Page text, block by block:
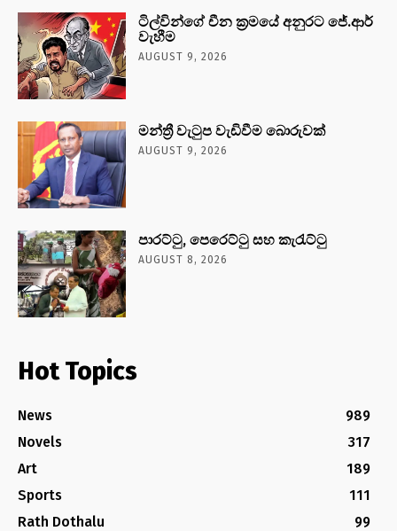
ටිල්වින්ගේ චීන ක්‍රමයේ අනුරට ජේ.ආර්
වැහීම
AUGUST 9, 2026
මන්ත්‍රී වැටුප වැඩිවීම බොරුවක්
AUGUST 9, 2026
පාරට්ටු, පෙරෙට්ටු සහ කැරැට්ටු
AUGUST 8, 2026
Hot Topics
News
989
Novels
317
Art
189
Sports
111
Rath Dothalu
99